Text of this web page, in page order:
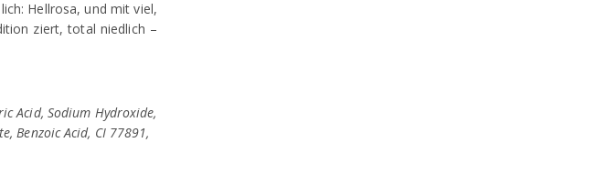
Hellrosa, und mit viel,
ziert, total niedlich –
Acid, Sodium Hydroxide,
Benzoic Acid, CI 77891,